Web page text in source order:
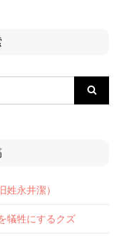
永井潔）
犠牲にするクズ